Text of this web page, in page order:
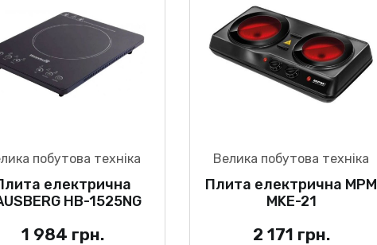
побутова техніка
електрична
HB-1525NG
1 984 грн.
Велика побутова техніка
Плита електрична MPM
MKE-21
2 171 грн.